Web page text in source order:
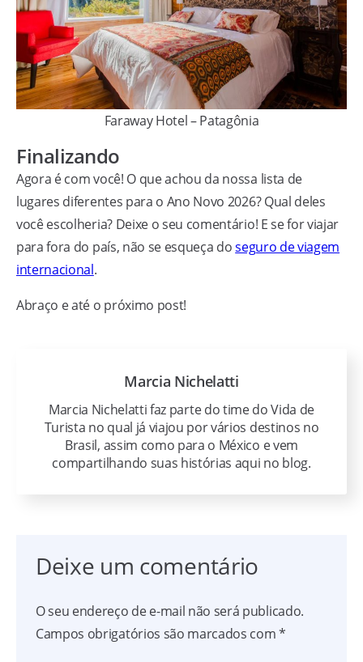
Faraway Hotel – Patagônia
Finalizando
Agora é com você! O que achou da nossa lista de
lugares diferentes para o Ano Novo 2026? Qual deles
você escolheria? Deixe o seu comentário! E se for viajar
para fora do país, não se esqueça doseguro de viagem
internacional.
Abraço e até o próximo post!
Marcia Nichelatti
Marcia Nichelatti faz parte do time do Vida de
Turista no qual já viajou por vários destinos no
Brasil, assim como para o México e vem
compartilhando suas histórias aqui no blog.
Deixe um comentário
O seu endereço de e-mail não será publicado.
Campos obrigatórios são marcados com*